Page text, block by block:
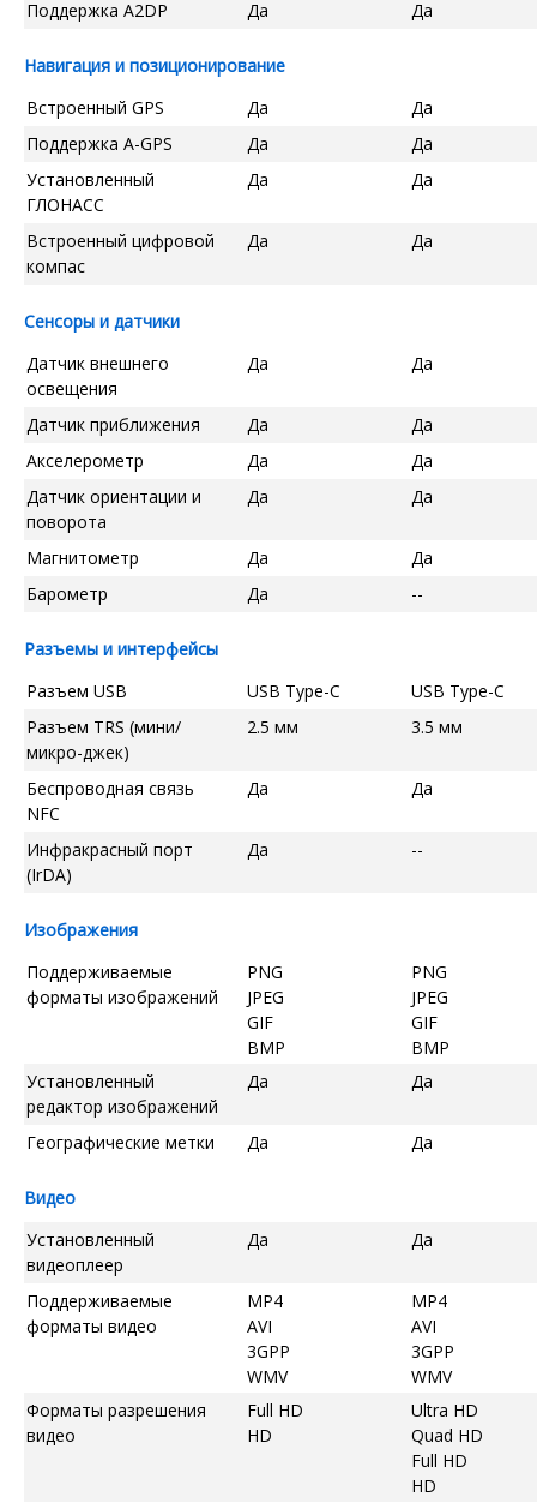
Поддержка A2DP Да Да
Навигация и позиционирование
Встроенный GPS
Да
Да
Поддержка A-GPS
Да
Да
Установленный
ГЛОНАСС
Да Да
Встроенный цифровой
компас
Да Да
Сенсоры и датчики
Датчик внешнего
освещения
Да Да
Датчик приближения Да
Да
Акселерометр
Да
Да
Датчик ориентации и
поворота
Да Да
Магнитометр Да
Да
Барометр
Да --
Разъемы и интерфейсы
Разъем USB
USB Type-C
USB Type-C
Разъем TRS (мини/
микро-джек)
2.5 мм 3.5 мм
Беспроводная связь
NFC
Да Да
Инфракрасный порт
(IrDA)
Да --
Изображения
Поддерживаемые
форматы изображений
PNG
JPEG
GIF
BMP
PNG
JPEG
GIF
BMP
Установленный
редактор изображений
Да Да
Географические метки Да Да
Видео
Установленный
видеоплеер
Да Да
Поддерживаемые
форматы видео
MP4
AVI
3GPP
WMV
MP4
AVI
3GPP
WMV
Форматы разрешения
видео
Full HD
HD
Ultra HD
Quad HD
Full HD
HD